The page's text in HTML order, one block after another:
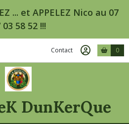
... et APPELEZ Nico au 07
03 58 52 !!!
Contact 0
DunKerQue